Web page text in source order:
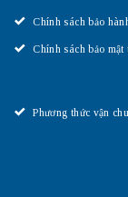
Chính sách bảo
Chính sách bảo mật
Phương thức vận